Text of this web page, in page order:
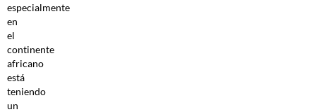
especialmente
en
el
continente
africano
está
teniendo
un